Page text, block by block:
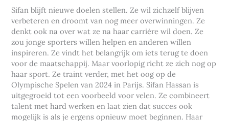
Sifan blijft nieuwe doelen stellen. Ze wil zichzelf blijven
verbeteren en droomt van nog meer overwinningen. Ze
denkt ook na over wat ze na haar carrière wil doen. Ze
zou jonge sporters willen helpen en anderen willen
inspireren. Ze vindt het belangrijk om iets terug te doen
voor de maatschappij. Maar voorlopig richt ze zich nog op
haar sport. Ze traint verder, met het oog op de
Olympische Spelen van 2024 in Parijs. Sifan Hassan is
uitgegroeid tot een voorbeeld voor velen. Ze combineert
talent met hard werken en laat zien dat succes ook
mogelijk is als je ergens opnieuw moet beginnen. Haar